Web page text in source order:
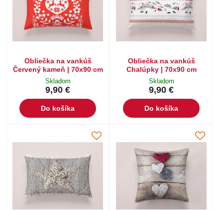
Obliečka na vankúš
Červený kameň | 70x90 cm
Skladom
9,90 €
Do košíka
Obliečka na vankúš
Chalúpky | 70x90 cm
Skladom
9,90 €
Do košíka